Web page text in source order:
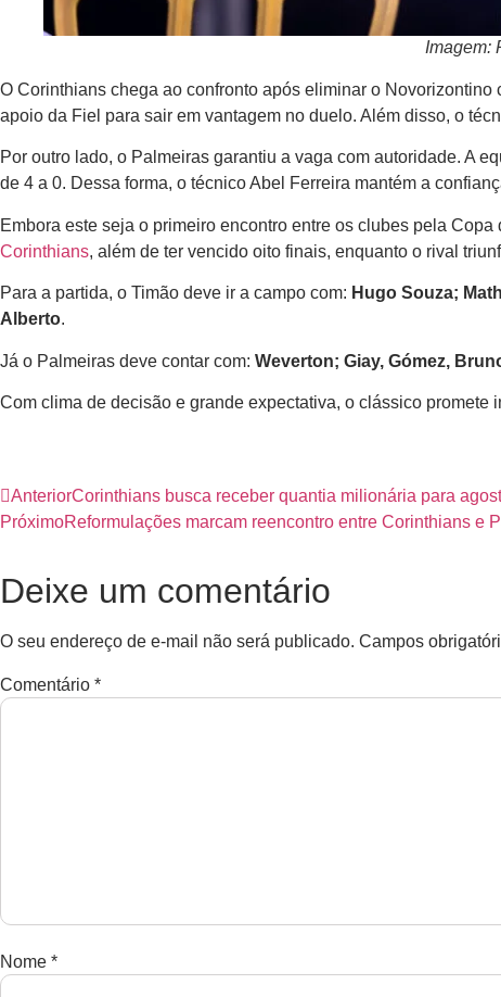
Imagem:
O Corinthians chega ao confronto após eliminar o
apoio da Fiel para sair em vantagem no duelo. Além disso, o
Por outro lado, o Palmeiras garantiu a vaga com autoridade. A
de 4 a 0. Dessa forma, o técnico Abel Ferreira mantém a
Embora este seja o primeiro encontro entre os clubes pela
Corinthians, além de ter vencido oito finais, enquanto o rival
Para a partida, o Timão deve ir a campo com: Hugo Souza;
Alberto.
Já o Palmeiras deve contar com: Weverton; Giay, Gómez,
Com clima de decisão e grande expectativa, o clássico promete
AnteriorCorinthians busca receber quantia milionária para
PróximoReformulações marcam reencontro entre Corinthians e
Deixe um comentário
O seu endereço de e-mail não será publicado. Campos
Comentário *
Nome *